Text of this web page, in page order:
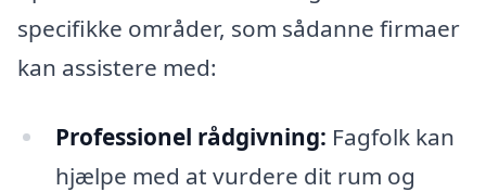
specifikke områder, som sådanne firmaer
kan assistere med:
Professionel rådgivning: Fagfolk kan
hjælpe med at vurdere dit rum og